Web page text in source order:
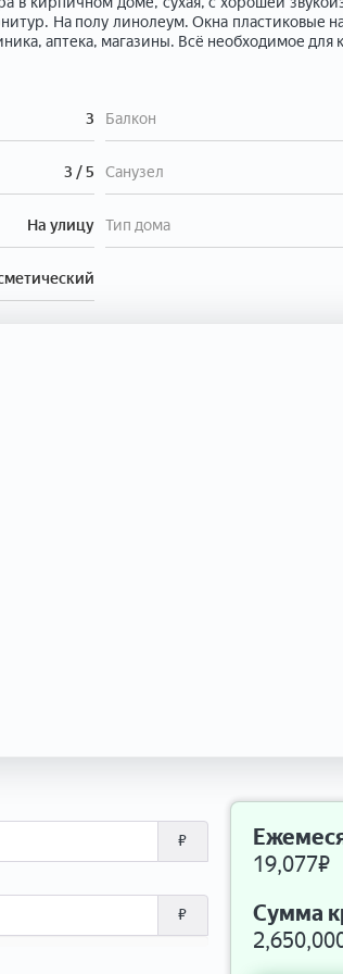
На полу линолеум. Окна пластиковые
аптека, магазины. Всё необходимое
3 Балкон
3 / 5 Санузел
На улицу Тип дома
₽
₽
19,077₽
Сумма